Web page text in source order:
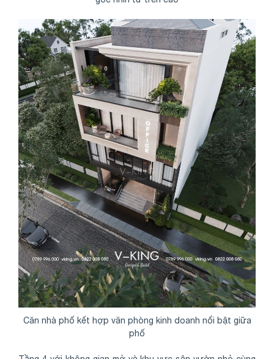
Căn nhà phố kết hợp văn phòng kinh doanh nổi bật giữa
phố